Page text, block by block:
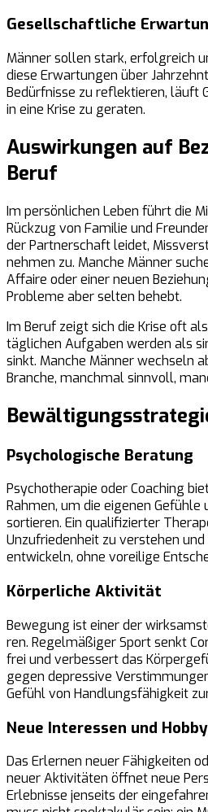
Gesellschaftliche
Männer sollen stark, erfolgreich
diese Erwartungen über
Bedürfnisse zu reflektieren, läuft
in eine Krise zu geraten.
Auswirkungen auf
Beruf
Im persönlichen Leben führt die
Rückzug von Familie und
der Partnerschaft leidet,
nehmen zu. Manche Männer
Affaire oder einer neuen
Probleme aber selten behebt.
Im Beruf zeigt sich die Krise oft
täglichen Aufgaben werden als
sinkt. Manche Männer wechseln
Branche, manchmal sinnvoll,
Psychologische Beratung
Psychotherapie oder Coaching
Rahmen, um die eigenen Gefühle
sortieren. Ein qualifizierter
Unzufriedenheit zu verstehen
entwickeln, ohne voreilige
Körperliche Aktivität
Bewegung ist einer der
ren. Regelmäßiger Sport senkt
frei und verbessert das
gegen depressive
Gefühl von Handlungsfähigkeit
Neue Interessen und
Das Erlernen neuer Fähigkeiten
neuer Aktivitäten öffnet neue
Erlebnisse jenseits der